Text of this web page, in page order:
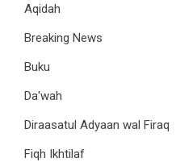
Aqidah
Breaking News
Buku
Da'wah
Diraasatul Adyaan wal Firaq
Fiqh Ikhtilaf